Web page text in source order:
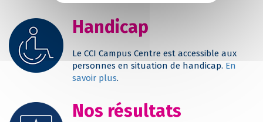
Handicap
Le CCI Campus Centre est accessible aux
personnes en situation de handicap. En
savoir plus.
Nos résultats